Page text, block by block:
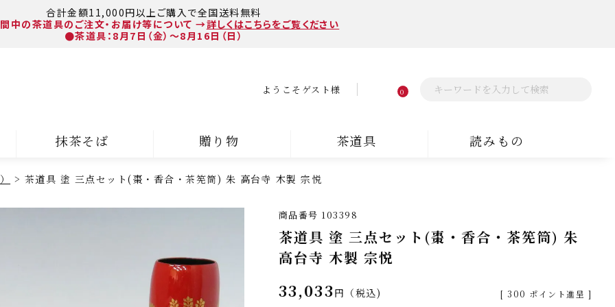
合計金額11,000円以上ご購入で全国送料無料
中の茶道具のご注文・お届け等について →詳しくはこちらをご覧ください
●茶道具：8月7日（金）～8月16日（日）
ようこそゲスト様 0
抹茶そば 贈り物 茶道具 読みもの
茶道具 塗 三点セット(棗・香合・茶筅筒) 朱 高台寺 木製 宗悦
商品番号 103398
茶道具 塗 三点セット(棗・香合・茶筅筒) 朱
高台寺 木製 宗悦
33,033 税込 [ 300 ポイント進呈 ]